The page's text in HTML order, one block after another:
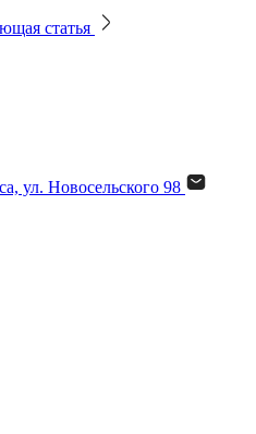
статья
ул. Новосельского 98